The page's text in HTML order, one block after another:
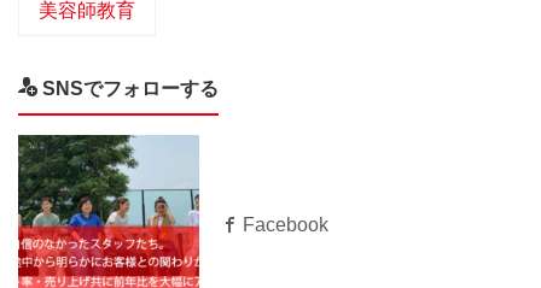
美容師教育
SNSでフォローする
Facebook